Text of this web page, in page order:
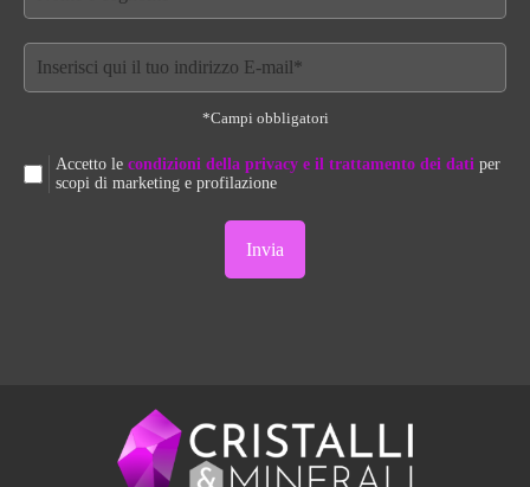
*Campi obbligatori
Accetto le condizioni della privacy e il trattamento dei dati per
scopi di marketing e profilazione